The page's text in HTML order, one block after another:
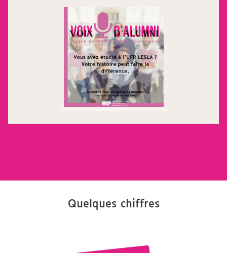
Quelques chiffres